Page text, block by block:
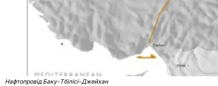
Нафтопровід Баку-Тбілісі-Джейхан